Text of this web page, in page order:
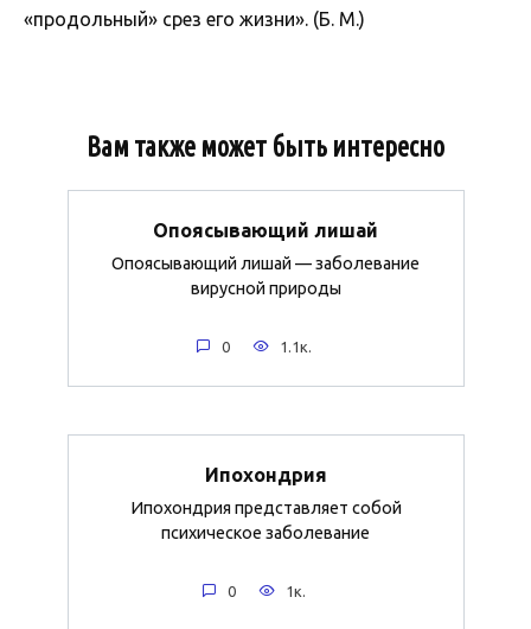
«продольный» срез его жизни». (Б. М.)
Вам также может быть интересно
Опоясывающий лишай
Опоясывающий лишай — заболевание
вирусной природы
0 1.1к.
Ипохондрия
Ипохондрия представляет собой
психическое заболевание
0 1к.